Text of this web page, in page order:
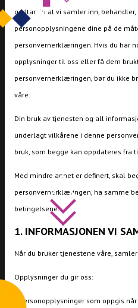
godtar du at vi samler inn,
personopplysningene dine på de
personvernerklæringen. Hvis du har
opplysninger til oss eller få dem
personvernerklæringen, bør du ikke
våre.
Din bruk av tjenesten og all
underlagt vilkårene i denne
bruk, som begge kan oppdateres fra
Med mindre annet er definert, skal
personvernerklæringen, ha samme
betingelsene.
1. INFORMASJONEN VI
Når du bruker tjenestene våre,
Opplysninger du gir oss:
• Personopplysninger som oppgis